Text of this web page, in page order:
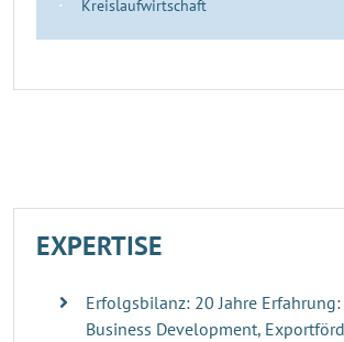
Kreislaufwirtschaft
EXPERTISE
Erfolgsbilanz: 20 Jahre
Business Development,